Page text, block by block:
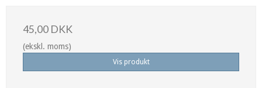
45,00 DKK
(ekskl. moms)
Vis produkt